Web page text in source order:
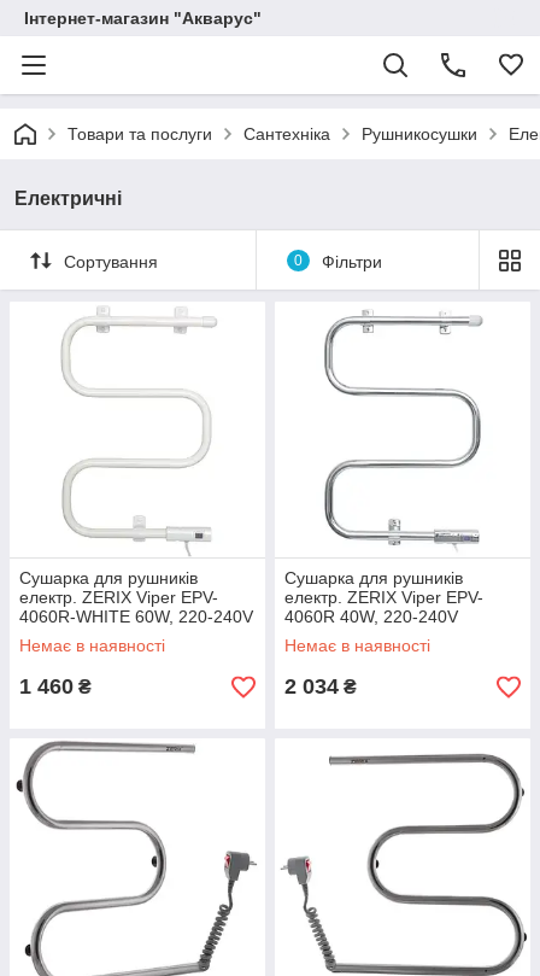
Інтернет-магазин "Акварус"
Товари та послуги Сантехніка Рушникосушки
Електричні
Сортування 0 Фільтри
Сушарка для рушників
електр. ZERIX Viper EPV-
4060R-WHITE 60W, 220-240V
(ZX4919)
Немає в наявності
1 460 ₴
Сушарка для рушників
електр. ZERIX Viper EPV-
4060R 40W, 220-240V
(ZX4920)
Немає в наявності
2 034 ₴